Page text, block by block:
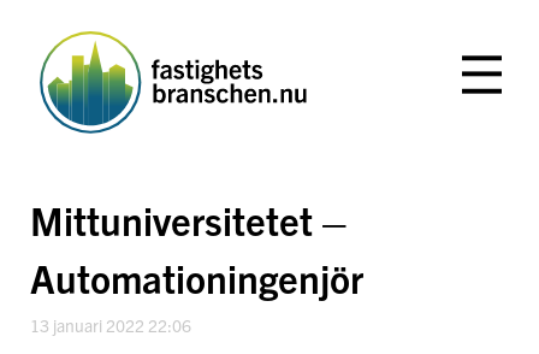
innehåll
Mittuniversitetet –
Automationingenjör
13 januari 2022 22:06